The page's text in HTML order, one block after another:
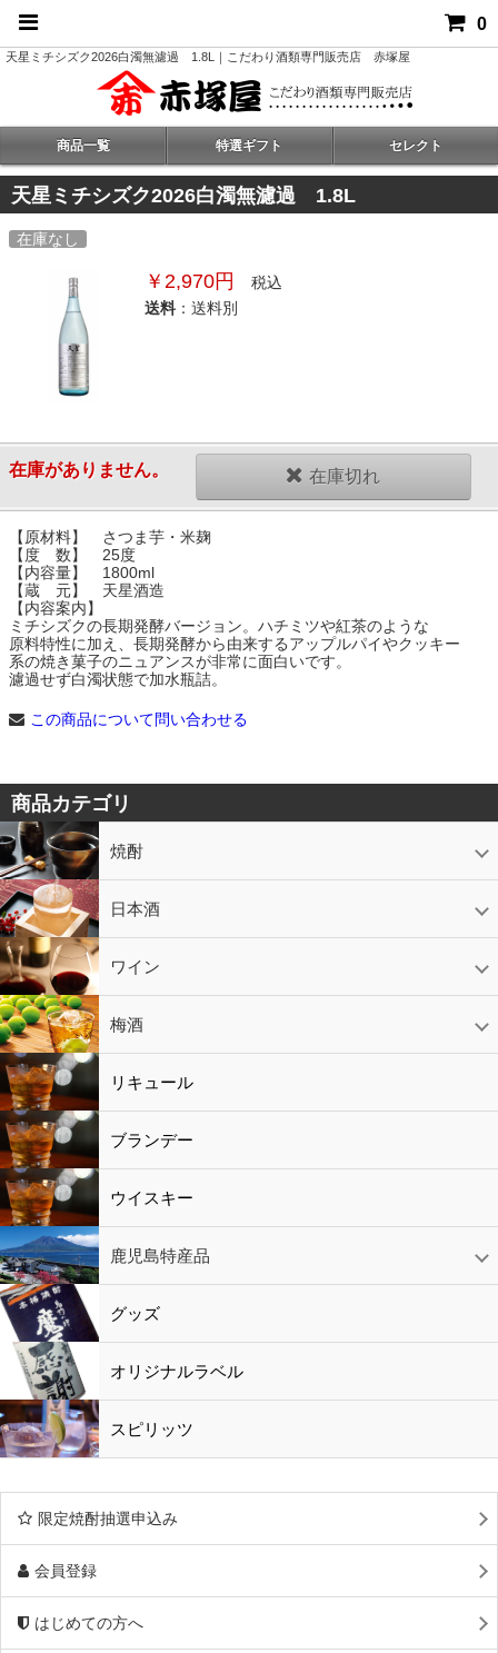
0
天星ミチシズク2026白濁無濾過 1.8L｜こだわり酒類専門販売店 赤塚屋
商品一覧 特選ギフト セレクト
天星ミチシズク2026白濁無濾過 1.8L
在庫なし
￥2,970円
税込
送料 ：送料別
在庫がありません。 在庫切れ
【原材料】 さつま芋・米麹
【度 数】 25度
【内容量】 1800ml
【蔵 元】 天星酒造
【内容案内】
ミチシズクの長期発酵バージョン。ハチミツや紅茶のような
原料特性に加え、長期発酵から由来するアップルパイやクッキー
系の焼き菓子のニュアンスが非常に面白いです。
濾過せず白濁状態で加水瓶詰。
この商品について問い合わせる
商品カテゴリ
焼酎
芋焼酎
かめ壷入り焼酎
黒糖焼酎
米焼酎
麦焼酎
そば焼酎
泡盛
とうもろこし焼酎
ギフトコーナー
セットコーナー
益々繁盛
鹿児島限定 日本酒
日本酒
スパークリング
ギフト ワイン
赤ワイン
白ワイン
ロゼワイン
スパークリング
シャンパン 梅酒
梅酒
シャンパン
リキュール リキュール
ブランデー
ウイスキー
鹿児島特産品
黒酢・酢
水
鹿児島特産品
おつまみ グッズ
オリジナルラベル
スピリッツ
限定焼酎抽選申込み
会員登録
はじめての方へ